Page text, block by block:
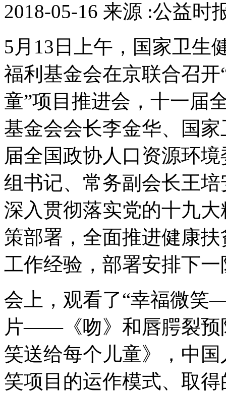
2018-05-16 来源 :公益时
5月13日上午，国家卫生
福利基金会在京联合召
童”项目推进会，十一届
基金会会长李金华、国
届全国政协人口资源环
组书记、常务副会长王
深入贯彻落实党的十九
策部署，全面推进健康
工作经验，部署安排下
会上，观看了“幸福微
片——《吻》和唇腭裂
笑送给每个儿童》，中
笑项目的运作模式、取